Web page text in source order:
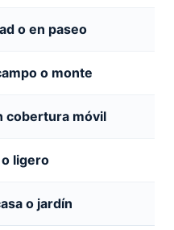
o en paseo
o monte
cobertura móvil
ligero
o jardín